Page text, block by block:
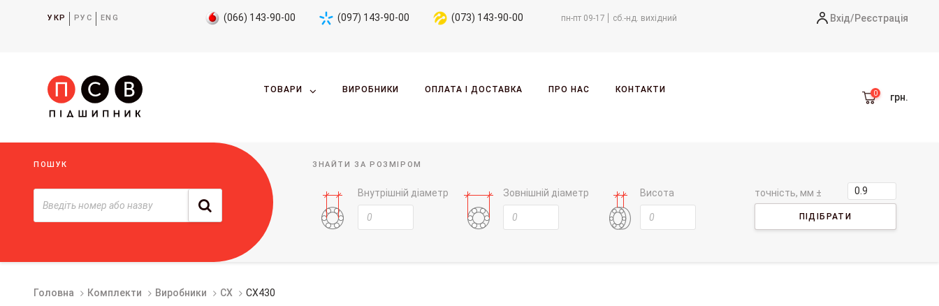
УКР РУС ENG пн-пт 09-17 сб.-нд. вихідний
(066) 143-90-00 (097) 143-90-00 (073) 143-90-00 Вхід/Реєстрація
ТОВАРИ ВИРОБНИКИ ОПЛАТА І ДОСТАВКА ПРО НАС КОНТАКТИ
грн.
ПОШУК ЗНАЙТИ ЗА РОЗМІРОМ
Внутрішній діаметр Зовнішній діаметр Висота точність, мм ±
ПІДІБРАТИ
Головна Комплекти Виробники CX CX430